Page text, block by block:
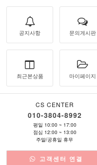
공지사항 문의게시판
최근본상품 마이페이지
CS CENTER
010-3804-8992
평일 10:00 ~ 17:00
점심 12:00 ~ 13:00
주말/공휴일 휴무
고객센터 연결